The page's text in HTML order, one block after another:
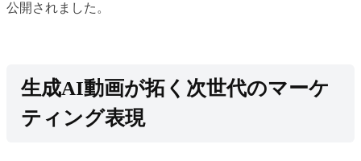
公開されました。
生成AI動画が拓く次世代のマーケ
ティング表現